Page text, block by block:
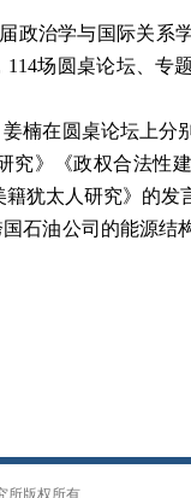
届政治学与国际关系
114场圆桌论坛、专
姜楠在圆桌论坛上分
究》《政权合法性
籍犹太人研究》 的发
国石油公司的能源结
所版权所有